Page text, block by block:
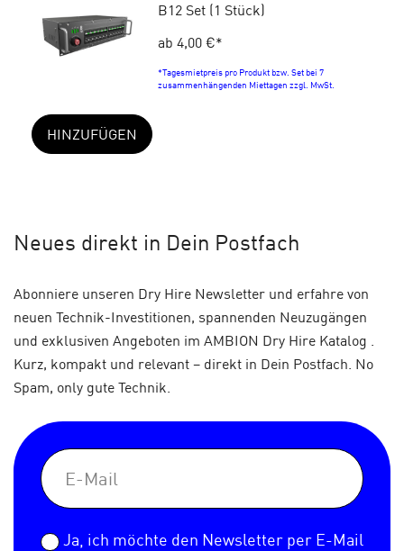
B12 Set (1 Stück)
ab 4,00 €*
*Tagesmietpreis pro Produkt bzw. Set bei 7
zusammenhängenden Miettagen zzgl. MwSt.
HINZUFÜGEN
Neues direkt in Dein Postfach
Abonniere unseren Dry Hire Newsletter und erfahre von
neuen Technik-Investitionen, spannenden Neuzugängen
und exklusiven Angeboten im AMBION Dry Hire Katalog .
Kurz, kompakt und relevant – direkt in Dein Postfach. No
Spam, only gute Technik.
Ja, ich möchte den Newsletter per E-Mail